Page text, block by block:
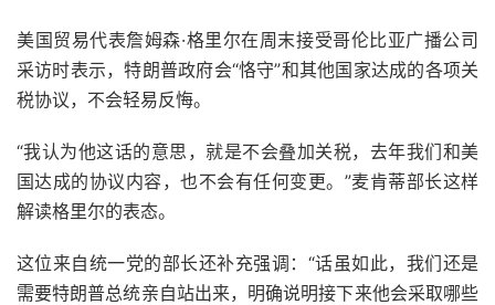
美国贸易代表詹姆森·格里尔在周末接受哥伦比亚广播公司
采访时表示，特朗普政府会“恪守”和其他国家达成的各项关
税协议，不会轻易反悔。
“我认为他这话的意思，就是不会叠加关税，去年我们和美
国达成的协议内容，也不会有任何变更。”麦肯蒂部长这样
解读格里尔的表态。
这位来自统一党的部长还补充强调：“话虽如此，我们还是
需要特朗普总统亲自站出来，明确说明接下来他会采取哪些